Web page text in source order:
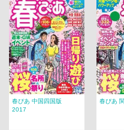
春ぴあ 中国四国版
2017
春ぴあ